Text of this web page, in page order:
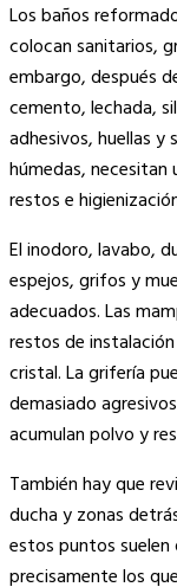
Los baños
colocan sanitarios,
embargo, después
cemento, lechada,
adhesivos, huellas y
húmedas, necesitan
restos e
El inodoro, lavabo,
espejos, grifos y
adecuados. Las
restos de
cristal. La grifería
demasiado
acumulan polvo y
También hay que
ducha y zonas
estos puntos suelen
precisamente los